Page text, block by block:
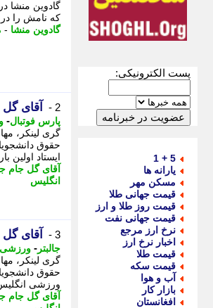
پست الکترونیکی:
5 + 1
یارانه ها
مسکن مهر
قیمت جهانی طلا
قیمت روز طلا و ارز
قیمت جهانی نفت
نرخ ارز مرجع
اخبار نرخ ارز
قیمت طلا
قیمت سکه
آب و هوا
بازار کار
افغانستان
که نامش را در
گادوین منشا -
2 - آقای
پارس فوتبال-
گری لینکر،
حقوق
ایستاد اولین
آقای گل جام
انگلیس
3 - آقای
جالبتر - ورزشی
گری لینکر،
حقوق
ورزشی
آقای گل جام